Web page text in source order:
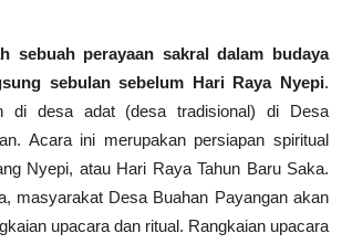
sebuah perayaan sakral dalam budaya
sebulan sebelum Hari Raya Nyepi.
di desa adat (desa tradisional) di Desa
Acara ini merupakan persiapan spiritual
Nyepi, atau Hari Raya Tahun Baru Saka.
masyarakat Desa Buahan Payangan akan
upacara dan ritual. Rangkaian upacara